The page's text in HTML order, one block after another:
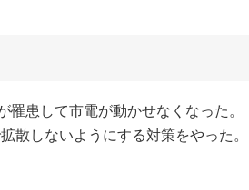
患して市電が動かせなくなった。
散しないようにする対策をやった。